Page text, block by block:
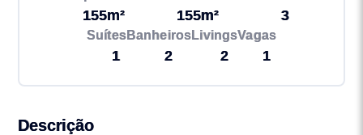
155m² 155m² 3
Suítes
1
Banheiros
2
Livings
2
Vagas
1
Descrição